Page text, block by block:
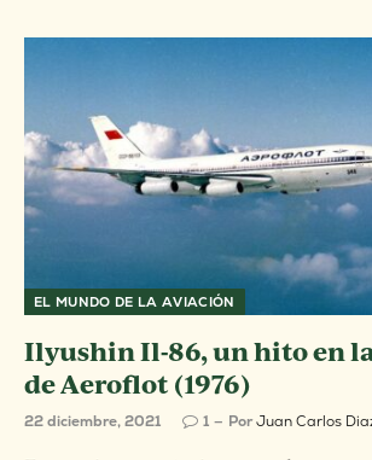
EL MUNDO DE LA AVIACIÓN
Ilyushin Il-86, un hito en
de Aeroflot (1976)
22 diciembre, 2021 1 PorJuan Carlos